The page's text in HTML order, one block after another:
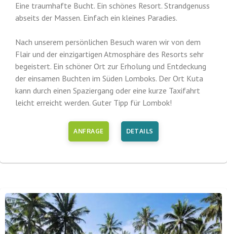
Eine traumhafte Bucht. Ein schönes Resort. Strandgenuss
abseits der Massen. Einfach ein kleines Paradies.
Nach unserem persönlichen Besuch waren wir von dem
Flair und der einzigartigen Atmosphäre des Resorts sehr
begeistert. Ein schöner Ort zur Erholung und Entdeckung
der einsamen Buchten im Süden Lomboks. Der Ort Kuta
kann durch einen Spaziergang oder eine kurze Taxifahrt
leicht erreicht werden. Guter Tipp für Lombok!
ANFRAGE DETAILS